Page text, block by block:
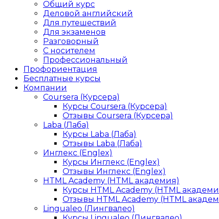
Общий курс
Деловой английский
Для путешествий
Для экзаменов
Разговорный
С носителем
Профессиональный
Профориентация
Бесплатные курсы
Компании
Coursera (Курсера)
Курсы Coursera (Курсера)
Отзывы Coursera (Курсера)
Laba (Лаба)
Курсы Laba (Лаба)
Отзывы Laba (Лаба)
Инглекс (Englex)
Курсы Инглекс (Englex)
Отзывы Инглекс (Englex)
HTML Academy (HTML академия)
Курсы HTML Academy (HTML
Отзывы HTML Academy (HTML
Lingualeo (Лингвалео)